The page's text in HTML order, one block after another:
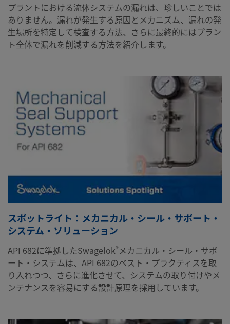
プラントにおける流体システムの漏れは、珍しいことでは
ありません。漏れが発生する原因とメカニズム、漏れの発
生場所を特定して検査する方法、さらに最終的にはプラン
ト全体で漏れを削減する方法を紹介します。
スポットライト：メカニカル・シール・サポート・
システム・ソリューション
API 682に準拠したSwagelok®メカニカル・シール・サポ
ート・システムは、API 682のベスト・プラクティスを取
り入れつつ、さらに進化させて、システムの取り付けやメ
ンテナンスを容易にする設計原理を採用しています。